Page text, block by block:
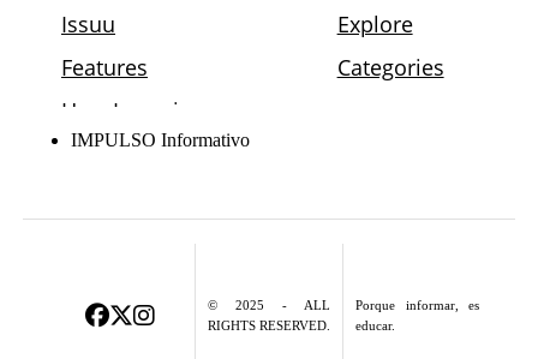
IMPULSO Informativo
© 2025 - ALL
RIGHTS RESERVED.
Porque informar, es
educar.